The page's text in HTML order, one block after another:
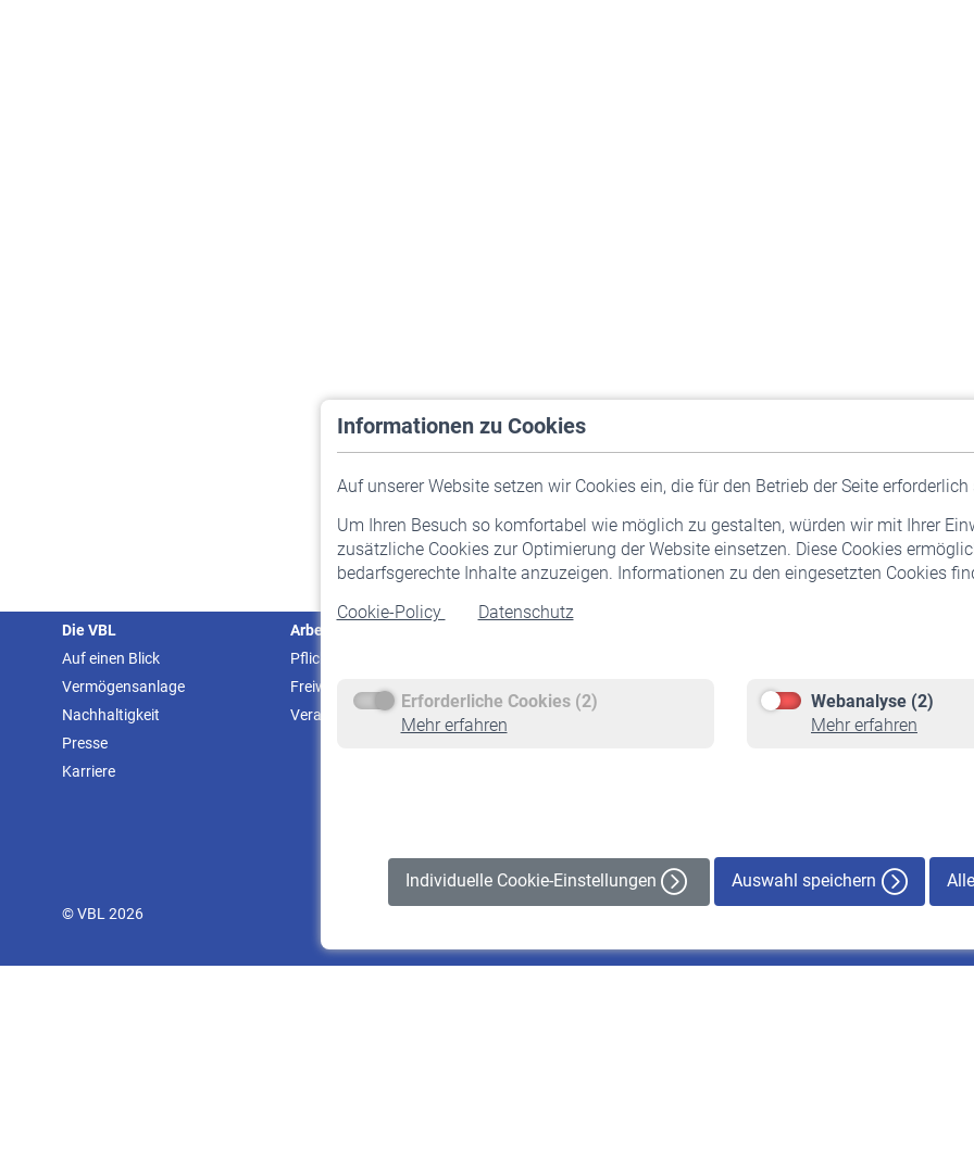
Informationen zu Cookies
Auf unserer Website setzen wir Cookies ein, die für den Betrieb der Seite erforderlich
Um Ihren Besuch so komfortabel wie möglich zu gestalten, würden wir mit Ihrer
zusätzliche Cookies zur Optimierung der Website einsetzen. Diese Cookies
bedarfsgerechte Inhalte anzuzeigen. Informationen zu den eingesetzten Cookies
Cookie-Policy
Datenschutz
Erforderliche Cookies (2)
Mehr erfahren
Webanalyse (2)
Mehr erfahren
Individuelle Cookie-Einstellungen Auswahl speichern
Die VBL
Auf einen Blick
Vermögensanlage
Nachhaltigkeit
Presse
Karriere
Arbeitgeber
Pflichtversicherung
Freiwillige Versicherung
Veranstaltungen
Staatliche Förderung
Rente beantragen
Rentenauszahlung
© VBL 2026